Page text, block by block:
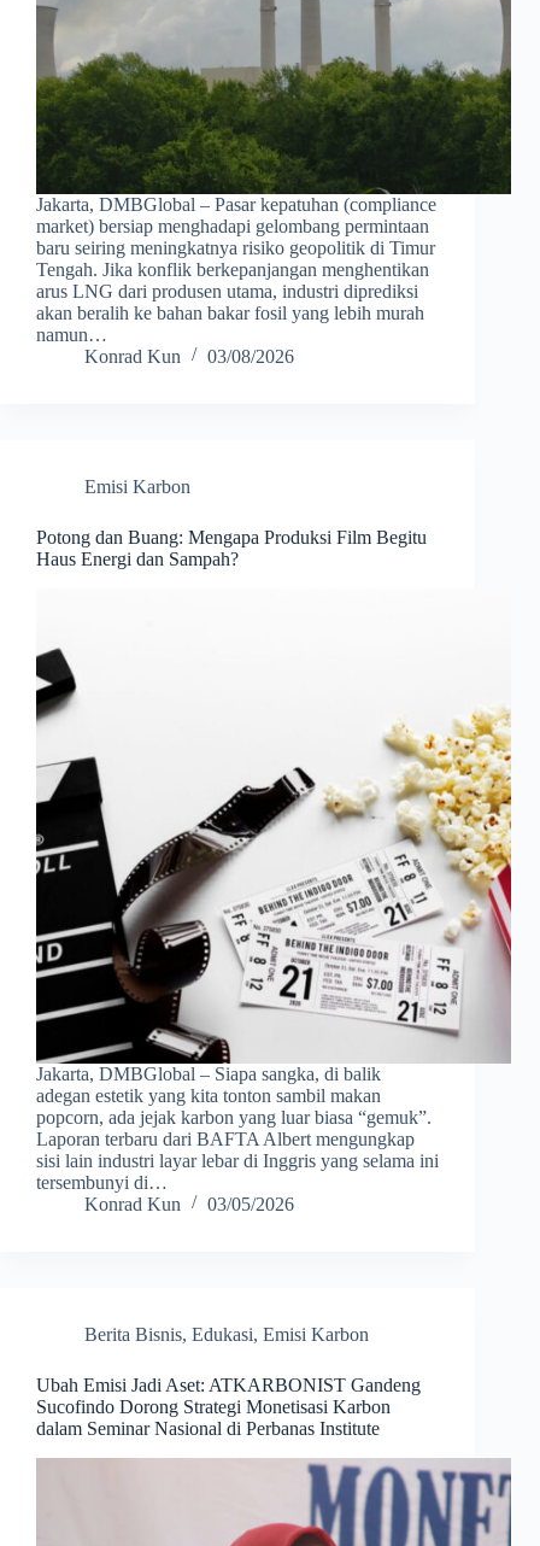
Jakarta, DMBGlobal – Pasar kepatuhan (compliance
market) bersiap menghadapi gelombang permintaan
baru seiring meningkatnya risiko geopolitik di Timur
Tengah. Jika konflik berkepanjangan menghentikan
arus LNG dari produsen utama, industri diprediksi
akan beralih ke bahan bakar fosil yang lebih murah
namun…
Konrad Kun
03/08/2026
Emisi Karbon
Potong dan Buang: Mengapa Produksi Film Begitu
Haus Energi dan Sampah?
Jakarta, DMBGlobal – Siapa sangka, di balik
adegan estetik yang kita tonton sambil makan
popcorn, ada jejak karbon yang luar biasa “gemuk”.
Laporan terbaru dari BAFTA Albert mengungkap
sisi lain industri layar lebar di Inggris yang selama ini
tersembunyi di…
Konrad Kun
03/05/2026
Berita Bisnis, Edukasi, Emisi Karbon
Ubah Emisi Jadi Aset: ATKARBONIST Gandeng
Sucofindo Dorong Strategi Monetisasi Karbon
dalam Seminar Nasional di Perbanas Institute